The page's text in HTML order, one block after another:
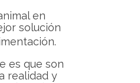
en
solución
es que son
realidad y